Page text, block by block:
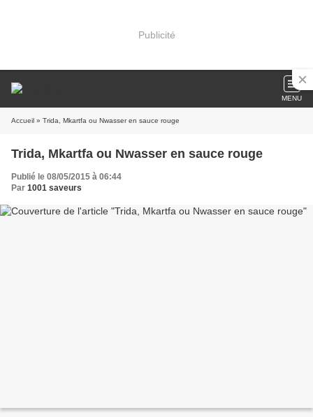
Publicité
MENU
Accueil » Trida, Mkartfa ou Nwasser en sauce rouge
Trida, Mkartfa ou Nwasser en sauce rouge
Publié le 08/05/2015 à 06:44
Par 1001 saveurs